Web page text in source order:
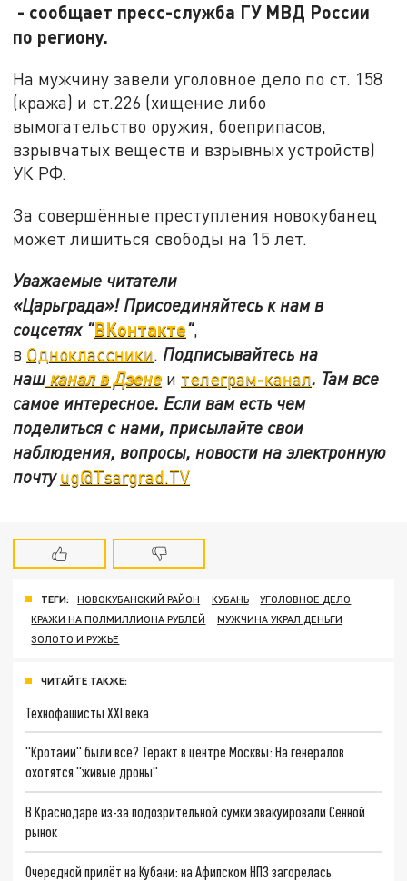
- сообщает пресс-служба ГУ МВД России
по региону.
На мужчину завели уголовное дело по ст. 158
(кража) и ст.226 (хищение либо
вымогательство оружия, боеприпасов,
взрывчатых веществ и взрывных устройств)
УК РФ.
За совершённые преступления новокубанец
может лишиться свободы на 15 лет.
Уважаемые читатели
«Царьграда»! Присоединяйтесь к нам в
соцсетях "ВКонтакте",
в Одноклассники. Подписывайтесь на
нашканал в Дзене и телеграм-канал. Там все
самое интересное. Если вам есть чем
поделиться с нами, присылайте свои
наблюдения, вопросы, новости на электронную
почтуug@Tsargrad.TV
ТЕГИ: НОВОКУБАНСКИЙ РАЙОН КУБАНЬ
УГОЛОВНОЕ ДЕЛО
КРАЖИ НА ПОЛМИЛЛИОНА РУБЛЕЙ
МУЖЧИНА УКРАЛ ДЕНЬГИ
ЗОЛОТО И РУЖЬЕ
ЧИТАЙТЕ ТАКЖЕ:
Технофашисты XXI века
"Кротами" были все? Теракт в центре Москвы: На генералов
охотятся "живые дроны"
В Краснодаре из-за подозрительной сумки эвакуировали Сенной
рынок
Очередной прилёт на Кубани: на Афипском НПЗ загорелась